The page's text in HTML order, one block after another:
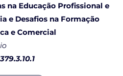
na Educação Profissional e
e Desafios na Formação
e Comercial